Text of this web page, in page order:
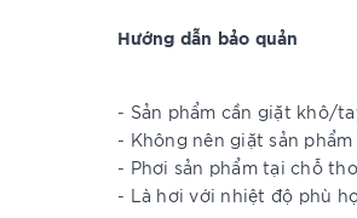
Hướng dẫn bảo quản
- Sản phẩm cần giặt khô/
- Không nên giặt sản
- Phơi sản phẩm tại chỗ
- Là hơi với nhiệt độ phù